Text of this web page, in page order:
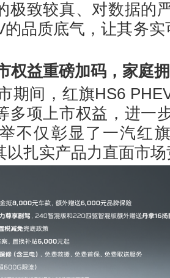
极致较真、对数据的
品质底气，让其务实
权益重磅加码，家庭
红旗HS6 PHEV
多项上市权益，进一
不仅彰显了一汽红
以扎实产品力直面市